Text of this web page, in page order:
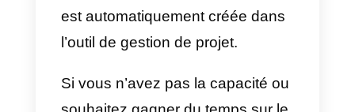
avec Callbell via l’API. Par
règle qui prend le modèle de